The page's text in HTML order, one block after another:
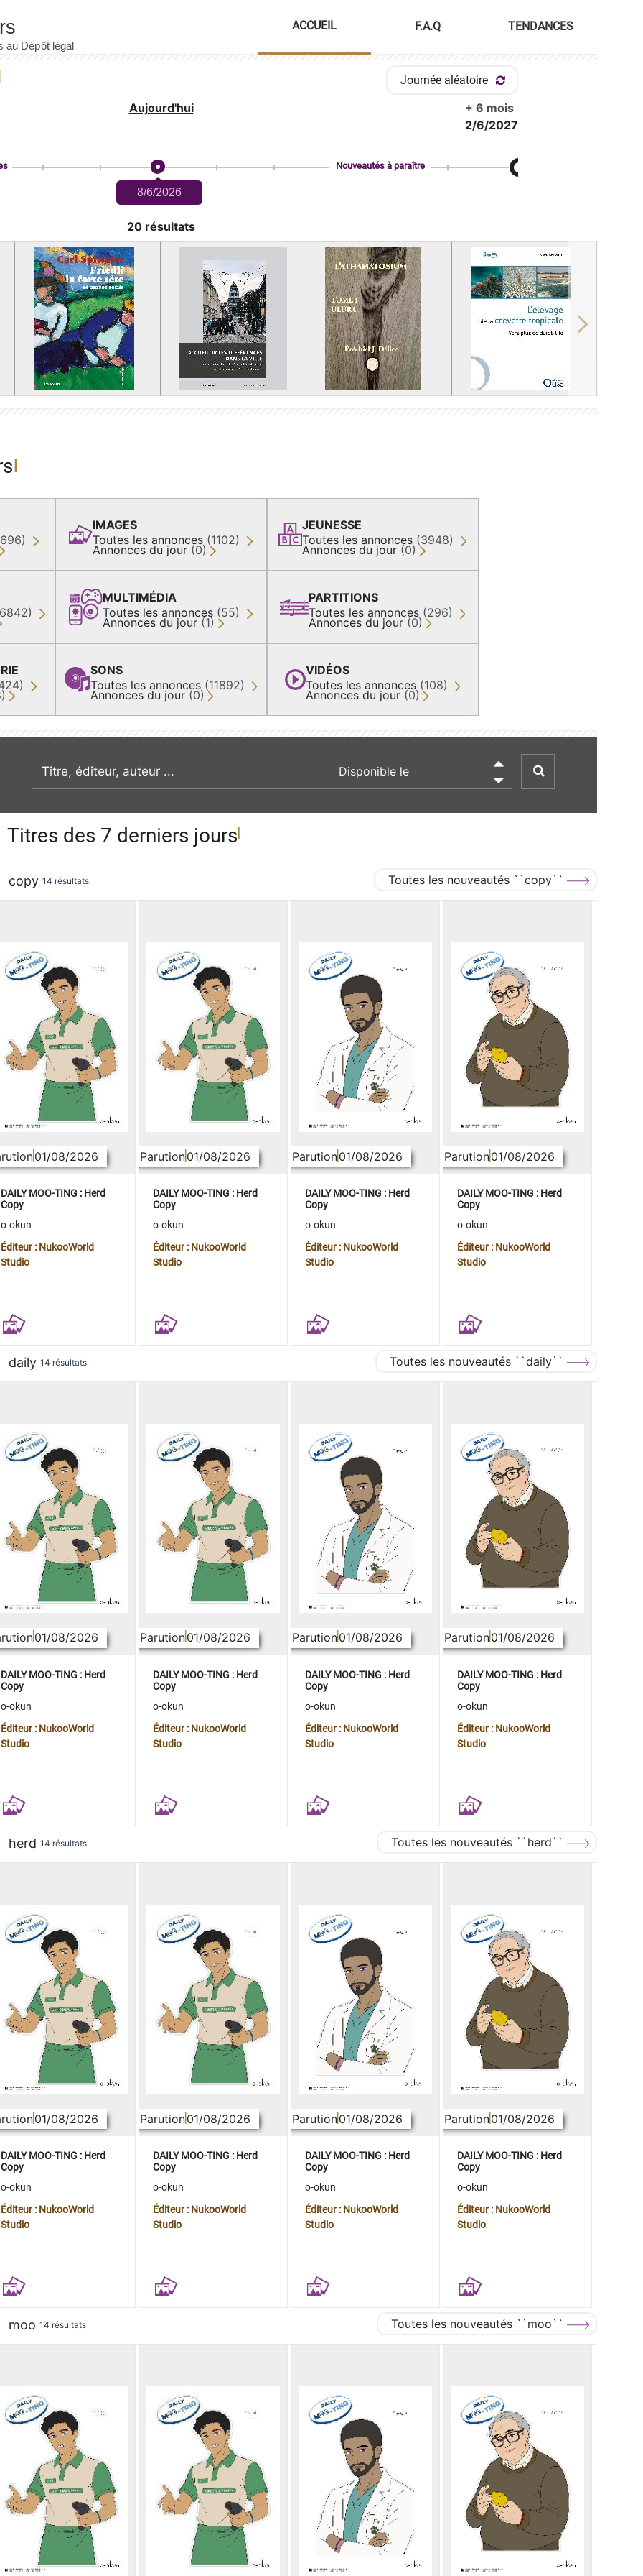
ACCUEIL F.A.Q TENDANCES
Journée aléatoire
Aujourd'hui
+ 6 mois
2/6/2027
8/6/2026
Nouveautés à paraître
20 résultats
Next
IMAGES
Toutes les annonces (1102)
Annonces du jour (0)
MULTIMÉDIA
Toutes les annonces (55)
Annonces du jour (1)
SONS
Toutes les annonces (11892)
Annonces du jour (0)
JEUNESSE
Toutes les annonces (3948)
Annonces du jour (0)
PARTITIONS
Toutes les annonces (296)
Annonces du jour (0)
VIDÉOS
Toutes les annonces (108)
Annonces du jour (0)
recherche par mot clé

Titres des 7 derniers jours
copy 14 résultats Toutes les nouveautés ``copy``
01/08/2026
DAILY MOO-TING : Herd
Copy
o-okun
Éditeur : NukooWorld
Studio
Parution01/08/2026
DAILY MOO-TING : Herd
Copy
o-okun
Éditeur : NukooWorld
Studio
Parution01/08/2026
DAILY MOO-TING : Herd
Copy
o-okun
Éditeur : NukooWorld
Studio
Parution01/08/2026
DAILY MOO-TING : Herd
Copy
o-okun
Éditeur : NukooWorld
Studio
daily 14 résultats Toutes les nouveautés ``daily``
01/08/2026
DAILY MOO-TING : Herd
Copy
o-okun
Éditeur : NukooWorld
Studio
Parution01/08/2026
DAILY MOO-TING : Herd
Copy
o-okun
Éditeur : NukooWorld
Studio
Parution01/08/2026
DAILY MOO-TING : Herd
Copy
o-okun
Éditeur : NukooWorld
Studio
Parution01/08/2026
DAILY MOO-TING : Herd
Copy
o-okun
Éditeur : NukooWorld
Studio
herd 14 résultats Toutes les nouveautés ``herd``
01/08/2026
DAILY MOO-TING : Herd
Copy
o-okun
Éditeur : NukooWorld
Studio
Parution01/08/2026
DAILY MOO-TING : Herd
Copy
o-okun
Éditeur : NukooWorld
Studio
Parution01/08/2026
DAILY MOO-TING : Herd
Copy
o-okun
Éditeur : NukooWorld
Studio
Parution01/08/2026
DAILY MOO-TING : Herd
Copy
o-okun
Éditeur : NukooWorld
Studio
moo 14 résultats Toutes les nouveautés ``moo``